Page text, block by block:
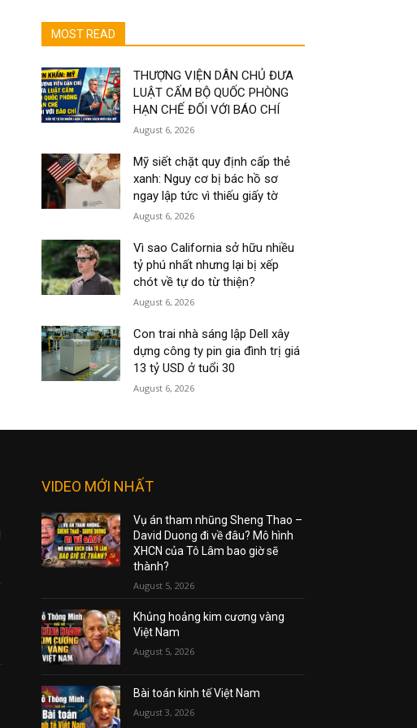
MOST READ
THƯỢNG VIỆN DÂN CHỦ ĐƯA
LUẬT CẤM BỘ QUỐC PHÒNG
HẠN CHẾ ĐỐI VỚI BÁO CHÍ
August 6, 2026
Mỹ siết chặt quy định cấp thẻ
xanh: Nguy cơ bị bác hồ sơ
ngay lập tức vì thiếu giấy tờ
August 6, 2026
Vì sao California sở hữu nhiều
tỷ phú nhất nhưng lại bị xếp
chót về tự do từ thiện?
August 6, 2026
Con trai nhà sáng lập Dell xây
dựng công ty pin gia đình trị giá
13 tỷ USD ở tuổi 30
August 6, 2026
VIDEO MỚI NHẤT
Vụ án tham nhũng Sheng Thao –
David Duong đi về đâu? Mô hình
XHCN của Tô Lâm bao giờ sẽ
thành?
August 5, 2026
Khủng hoảng kim cương vàng
Việt Nam
August 5, 2026
Bài toán kinh tế Việt Nam
August 3, 2026